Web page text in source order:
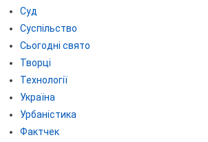
Суд
Суспільство
Сьогодні свято
Творці
Технології
Україна
Урбаністика
Фактчек